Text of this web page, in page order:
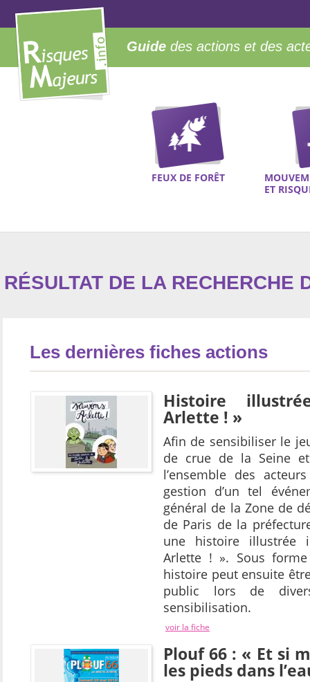
Guide des actions et des
FEUX DE FORÊT
ET
RÉSULTAT DE LA RECHERCHE
Les dernières fiches actions
Histoire
Arlette ! »
Afin de sensibiliser le
de crue de la Seine
l’ensemble des
gestion d’un tel
général de la Zone de
de Paris de la
une histoire illustrée
Arlette ! ». Sous
histoire peut ensuite
public lors de
sensibilisation.
voir la fiche
Plouf 66 : « Et si
les pieds dans